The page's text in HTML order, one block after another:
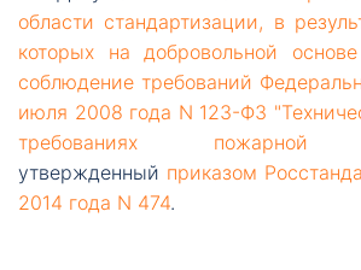
области стандартизации, в
которых на добровольной основе
соблюдение требований
июля 2008 года N 123-ФЗ
требованиях пожарной
утвержденный приказом
2014 года N 474.